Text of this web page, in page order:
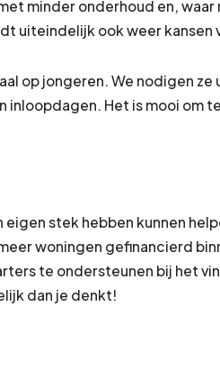
minder onderhoud en,
uiteindelijk ook weer kansen
op jongeren. We nodigen
Het is mooi om
eigen stek hebben kunnen
woningen gefinancierd
te ondersteunen bij het
dan je denkt!